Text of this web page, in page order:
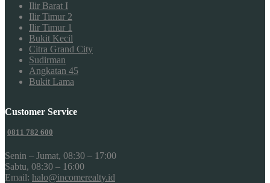
Ilir Barat I
Ilir Timur 2
Ilir Timur 1
Bukit Kecil
Citra Grand City
Sudirman
Angkatan 45
Bukit Lama
Customer Service
0811 782 600
Senin – Jumat, 08:30 – 17:00
Sabtu, 08:30 – 16:00
Email: halo@incomerealty.id